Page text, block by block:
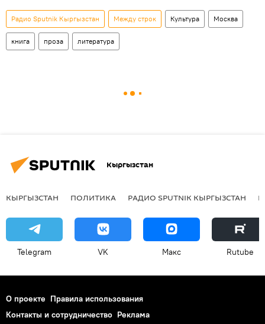
Радио Sputnik Кыргызстан Между строк Культура Москва
книга проза литература
Кыргызстан
КЫРГЫЗСТАН ПОЛИТИКА РАДИО SPUTNIK КЫРГЫЗСТАН
Telegram VK Макс Rutube
О проекте Правила использования
Контакты и сотрудничество Реклама